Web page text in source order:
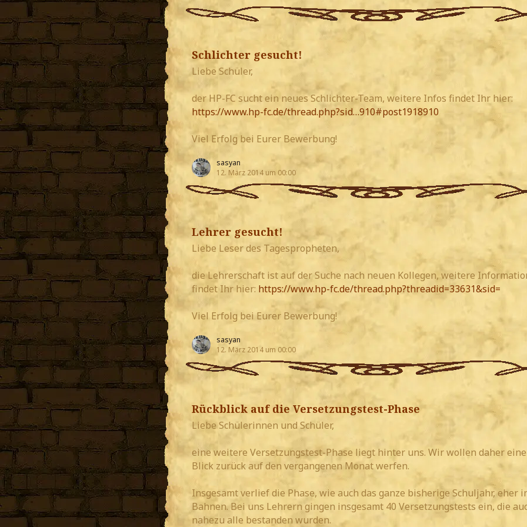
Schlichter gesucht!
Liebe Schüler,
der HP-FC sucht ein neues Schlichter-Team, weitere Infos findet Ihr hier:
https://www.hp-fc.de/thread.php?sid…910#post1918910
Viel Erfolg bei Eurer Bewerbung!
sasyan
12. März 2014 um 00:00
Lehrer gesucht!
Liebe Leser des Tagespropheten,
die Lehrerschaft ist auf der Suche nach neuen Kollegen, weitere
findet Ihr hier: https://www.hp-fc.de/thread.php?threadid=33631&sid=
Viel Erfolg bei Eurer Bewerbung!
sasyan
12. März 2014 um 00:00
Rückblick auf die Versetzungstest-Phase
Liebe Schülerinnen und Schüler,
eine weitere Versetzungstest-Phase liegt hinter uns. Wir wollen daher
Blick zurück auf den vergangenen Monat werfen.
Insgesamt verlief die Phase, wie auch das ganze bisherige Schuljahr, eher
Bahnen. Bei uns Lehrern gingen insgesamt 40 Versetzungstests ein, die
nahezu alle bestanden wurden.